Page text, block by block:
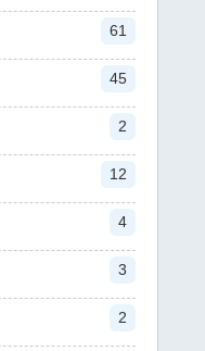
61
45
2
12
4
3
2